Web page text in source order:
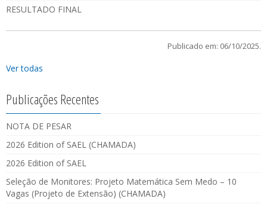
RESULTADO FINAL
Publicado em: 06/10/2025.
Ver todas
Publicações Recentes
NOTA DE PESAR
2026 Edition of SAEL (CHAMADA)
2026 Edition of SAEL
Seleção de Monitores: Projeto Matemática Sem Medo – 10
Vagas (Projeto de Extensão) (CHAMADA)